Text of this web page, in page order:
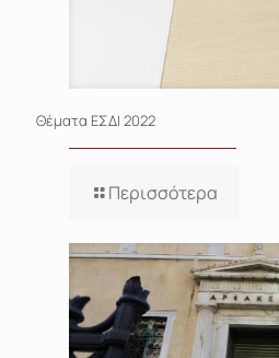
Θέματα EΣΔΙ 2022
Περισσότερα